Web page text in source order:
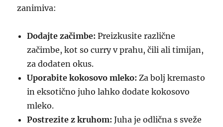
zanimiva:
Dodajte začimbe: Preizkusite različne
začimbe, kot so curry v prahu, čili ali timijan,
za dodaten okus.
Uporabite kokosovo mleko: Za bolj kremasto
in eksotično juho lahko dodate kokosovo
mleko.
Postrezite z kruhom: Juha je odlična s sveže